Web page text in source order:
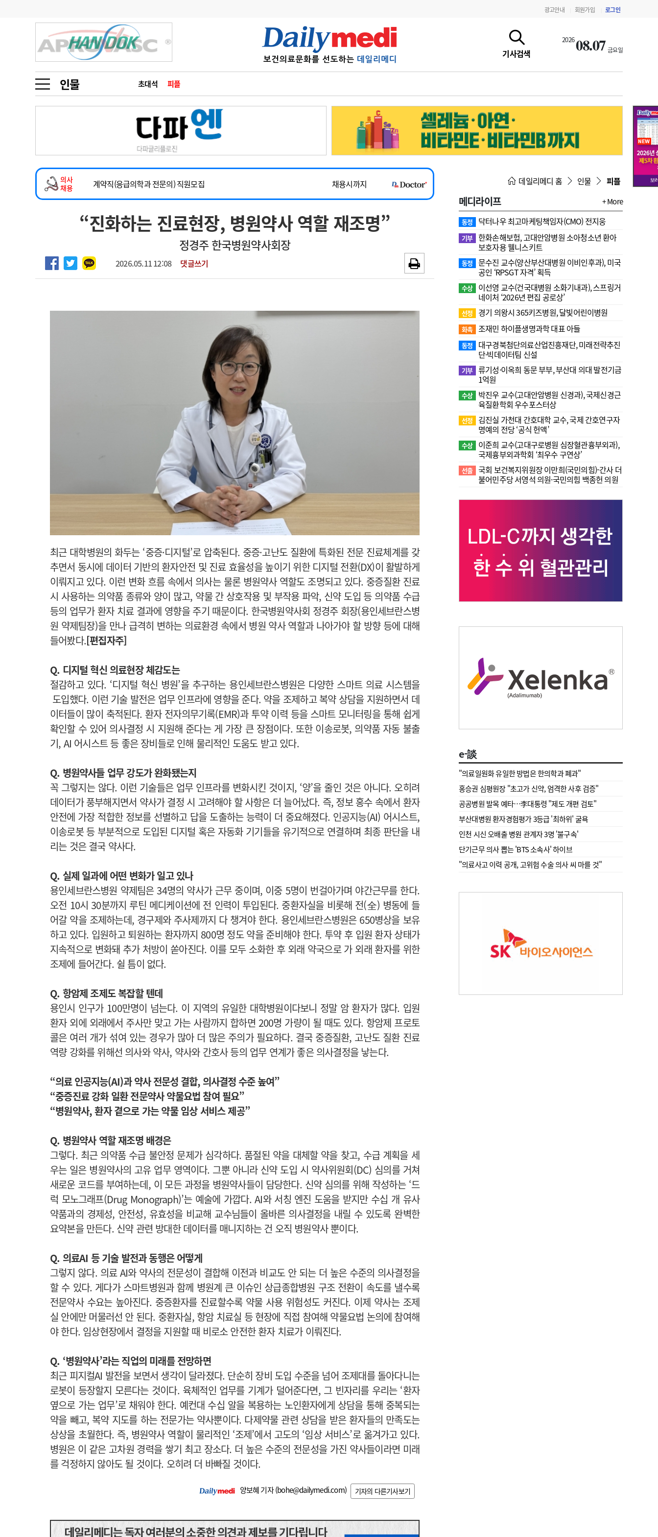
광고안내 회원가입 로그인
기사검색
202608.07 금요일
인물 초대석 피플
금주의 검색어
1
의사인력 수급 추계
2
성분명 처방
3
AI의료
4
전공의 모집 결과
6
관리급여 실시
지필공 지원책
수련환경 개선
의과대학 입시
메디인포 인사 사고
오피니언 칼럼 수첩
인물
동영상뉴스
포토뉴스
메디 Hospital 지역병원 중소병원
인포메이션 행정처분 판례 정책/통계 공시 지침·기준·평가 약제급여 심사 결과
회사소개 법적고지 광고안내
의사
채용
2026년 하반기 인턴 모집
~2026-08-31
마취통증의학과 임기제 임상의사 채용
채용시까지
계약직(응급의학과 전문의) 직원모집
채용시까지
하반기 전공의(레지던트1년차) 모집
~2026-08-15
2026년 하반기 인턴 모집
~2026-08-31
마취통증의학과 임기제 임상의사 채용
“진화하는 진료현장, 병원약사 역할 재조명”
정경주 한국병원약사회장
2026.05.11 12:08 댓글쓰기
최근 대학병원의 화두는 ‘중증·디지털’로 압축된다. 중증·고난도 질환에 특화된 전문 진료체계를 갖
추면서 동시에 데이터 기반의 환자안전 및 진료 효율성을 높이기 위한 디지털 전환(DX)이 활발하게
이뤄지고 있다. 이런 변화 흐름 속에서 의사는 물론 병원약사 역할도 조명되고 있다. 중증질환 진료
시 사용하는 의약품 종류와 양이 많고, 약물 간 상호작용 및 부작용 파악, 신약 도입 등 의약품 수급
등의 업무가 환자 치료 결과에 영향을 주기 때문이다. 한국병원약사회 정경주 회장(용인세브란스병
원 약제팀장)을 만나 급격히 변하는 의료환경 속에서 병원 약사 역할과 나아가야 할 방향 등에 대해
들어봤다.[편집자주]
Q. 디지털 혁신 의료현장 체감도는
절감하고 있다. ‘디지털 혁신 병원’을 추구하는 용인세브란스병원은 다양한 스마트 의료 시스템을
도입했다. 이런 기술 발전은 업무 인프라에 영향을 준다. 약을 조제하고 복약 상담을 지원하면서 데
이터들이 많이 축적된다. 환자 전자의무기록(EMR)과 투약 이력 등을 스마트 모니터링을 통해 쉽게
확인할 수 있어 의사결정 시 지원해 준다는 게 가장 큰 장점이다. 또한 이송로봇, 의약품 자동 불출
기, AI 어시스트 등 좋은 장비들로 인해 물리적인 도움도 받고 있다.
Q. 병원약사들 업무 강도가 완화됐는지
꼭 그렇지는 않다. 이런 기술들은 업무 인프라를 변화시킨 것이지, ‘양’을 줄인 것은 아니다. 오히려
데이터가 풍부해지면서 약사가 결정 시 고려해야 할 사항은 더 늘어났다. 즉, 정보 홍수 속에서 환자
안전에 가장 적합한 정보를 선별하고 답을 도출하는 능력이 더 중요해졌다. 인공지능(AI) 어시스트,
이송로봇 등 부분적으로 도입된 디지털 혹은 자동화 기기들을 유기적으로 연결하며 최종 판단을 내
리는 것은 결국 약사다.
Q. 실제 일과에 어떤 변화가 일고 있나
용인세브란스병원 약제팀은 34명의 약사가 근무 중이며, 이중 5명이 번걸아가며 야간근무를 한다.
오전 10시 30분까지 루틴 메디케이션에 전 인력이 투입된다. 중환자실을 비롯해 전(全) 병동에 들
어갈 약을 조제하는데, 경구제와 주사제까지 다 챙겨야 한다. 용인세브란스병원은 650병상을 보유
하고 있다. 입원하고 퇴원하는 환자까지 800명 정도 약을 준비해야 한다. 투약 후 입원 환자 상태가
지속적으로 변화돼 추가 처방이 쏟아진다. 이를 모두 소화한 후 외래 약국으로 가 외래 환자를 위한
조제에 들어간다. 쉴 틈이 없다.
Q. 항암제 조제도 복잡할 텐데
용인시 인구가 100만명이 넘는다. 이 지역의 유일한 대학병원이다보니 정말 암 환자가 많다. 입원
환자 외에 외래에서 주사만 맞고 가는 사람까지 합하면 200명 가량이 될 때도 있다. 항암제 프로토
콜은 여러 개가 섞여 있는 경우가 많아 더 많은 주의가 필요하다. 결국 중증질환, 고난도 질환 진료
역량 강화를 위해선 의사와 약사, 약사와 간호사 등의 업무 연계가 좋은 의사결정을 낳는다.
“의료 인공지능(AI)과 약사 전문성 결합, 의사결정 수준 높여”
“중증진료 강화 일환 전문약사 약물요법 참여 필요”
“병원약사, 환자 곁으로 가는 약물 임상 서비스 제공”
Q. 병원약사 역할 재조명 배경은
그렇다. 최근 의약품 수급 불안정 문제가 심각하다. 품절된 약을 대체할 약을 찾고, 수급 계획을 세
우는 일은 병원약사의 고유 업무 영역이다. 그뿐 아니라 신약 도입 시 약사위원회(DC) 심의를 거쳐
새로운 코드를 부여하는데, 이 모든 과정을 병원약사들이 담당한다. 신약 심의를 위해 작성하는 ‘드
럭 모노그래프(Drug Monograph)’는 예술에 가깝다. AI와 서칭 엔진 도움을 받지만 수십 개 유사
약품과의 경제성, 안전성, 유효성을 비교해 교수님들이 올바른 의사결정을 내릴 수 있도록 완벽한
요약본을 만든다. 신약 관련 방대한 데이터를 매니지하는 건 오직 병원약사 뿐이다.
Q. 의료AI 등 기술 발전과 동행은 어떻게
그렇지 않다. 의료 AI와 약사의 전문성이 결합해 이전과 비교도 안 되는 더 높은 수준의 의사결정을
할 수 있다. 게다가 스마트병원과 함께 병원계 큰 이슈인 상급종합병원 구조 전환이 속도를 낼수록
전문약사 수요는 높아진다. 중증환자를 진료할수록 약물 사용 위험성도 커진다. 이제 약사는 조제
실 안에만 머물러선 안 된다. 중환자실, 항암 치료실 등 현장에 직접 참여해 약물요법 논의에 참여해
야 한다. 임상현장에서 결정을 지원할 때 비로소 안전한 환자 치료가 이뤄진다.
Q. ‘병원약사’라는 직업의 미래를 전망하면
최근 피지컬AI 발전을 보면서 생각이 달라졌다. 단순히 장비 도입 수준을 넘어 조제대를 돌아다니는
로봇이 등장할지 모른다는 것이다. 육체적인 업무를 기계가 덜어준다면, 그 빈자리를 우리는 ‘환자
옆으로 가는 업무’로 채워야 한다. 예컨대 수십 알을 복용하는 노인환자에게 상담을 통해 중복되는
약을 빼고, 복약 지도를 하는 전문가는 약사뿐이다. 다제약물 관련 상담을 받은 환자들의 만족도는
상상을 초월한다. 즉, 병원약사 역할이 물리적인 ‘조제’에서 고도의 ‘임상 서비스’로 옮겨가고 있다.
병원은 이 같은 고차원 경력을 쌓기 최고 장소다. 더 높은 수준의 전문성을 가진 약사들이라면 미래
를 걱정하지 않아도 될 것이다. 오히려 더 바빠질 것이다.
양보혜 기자 (bohe@dailymedi.com) 기자의 다른기사보기
데일리메디 홈 인물 피플
메디라이프 + More
동정 닥터나우 최고마케팅책임자(CMO) 전지웅
기부 한화손해보험, 고대안암병원 소아청소년 환아
보호자용 웰니스키트
동정
문수진 교수( 양산부산대병원 이비인후과), 미국
공인 ‘RPSGT 자격’ 획득
수상
이선영 교수(건국대병원 소화기내과), 스프링거
네이처 ‘2026년 편집 공로상’
선정 경기 의왕시 365키즈병원, 달빛어린이병원
화촉 조재민 하이플생명과학 대표 아들
동정
대구경북첨단의료산업진흥재단, 미래전략추진
단·빅데이터팀 신설
기부 류기성·이옥희 동문 부부, 부산대 의대 발전기금
1억원
수상
박진우 교수(고대안암병원 신경과), 국제신경근
육질환학회 우수포스터상
선정
김진실 가천대 간호대학 교수, 국제 간호연구자
명예의 전당 ‘공식 헌액’
수상
이준희 교수(고대구로병원 심장혈관흉부외과),
국제흉부외과학회 ‘최우수 구연상’
선출 국회 보건복지위원장 이만희(국민의힘)-간사 더
불어민주당 서영석 의원·국민의힘 백종헌 의원
e-談
"의료일원화 유일한 방법은 한의학과 폐과"
홍승권 심평원장 " 초고가 신약, 엄격한 사후 검증"
공공병원 발목 예타…李대통령 "제도 개편 검토"
부산대병원 환자경험평가 3등급 '최하위' 굴욕
인천 시신 오배출 병원 관계자 3명 '불구속'
단기근무 의사 뽑는 'BTS 소속사' 하이브
"의료사고 이력 공개, 고위험 수술 의사 씨 마를 것"